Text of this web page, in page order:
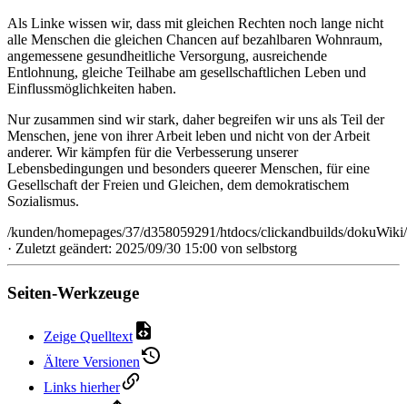
Als Linke wissen wir, dass mit gleichen Rechten noch lange nicht
alle Menschen die gleichen Chancen auf bezahlbaren Wohnraum,
angemessene gesundheitliche Versorgung, ausreichende
Entlohnung, gleiche Teilhabe am gesellschaftlichen Leben und
Einflussmöglichkeiten haben.
Nur zusammen sind wir stark, daher begreifen wir uns als Teil der
Menschen, jene von ihrer Arbeit leben und nicht von der Arbeit
anderer. Wir kämpfen für die Verbesserung unserer
Lebensbedingungen und besonders queerer Menschen, für eine
Gesellschaft der Freien und Gleichen, dem demokratischem
Sozialismus.
/kunden/homepages/37/d358059291/htdocs/clickandbuilds/
· Zuletzt geändert: 2025/09/30 15:00 von selbstorg
Seiten-Werkzeuge
Zeige Quelltext
Ältere Versionen
Links hierher